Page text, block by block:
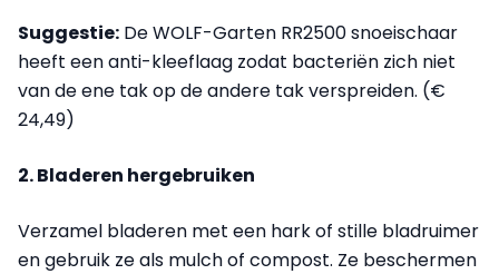
Suggestie: De WOLF-Garten RR2500 snoeischaar
heeft een anti-kleeflaag zodat bacteriën zich niet
van de ene tak op de andere tak verspreiden. (€
24,49)
2. Bladeren hergebruiken
Verzamel bladeren met een hark of stille bladruimer
en gebruik ze als mulch of compost. Ze beschermen